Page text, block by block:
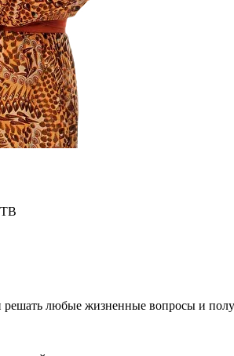
ТВ
любые жизненные вопросы и